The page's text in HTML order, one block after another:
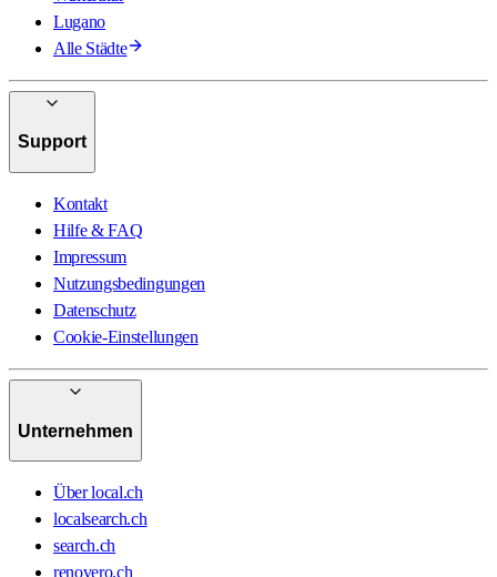
Lugano
Alle Städte
Support
Kontakt
Hilfe & FAQ
Impressum
Nutzungsbedingungen
Datenschutz
Cookie-Einstellungen
Unternehmen
Über local.ch
localsearch.ch
search.ch
renovero.ch